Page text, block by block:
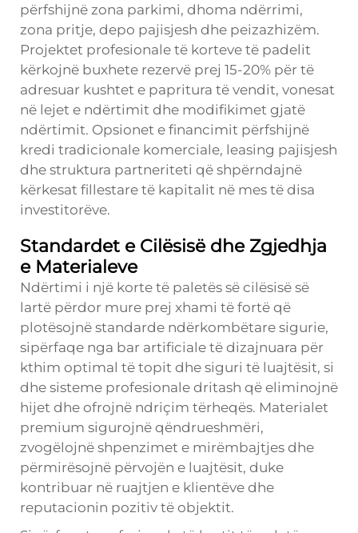
përfshijnë zona parkimi, dhoma ndërrimi,
zona pritje, depo pajisjesh dhe peizazhizëm.
Projektet profesionale të korteve të padelit
kërkojnë buxhete rezervë prej 15-20% për të
adresuar kushtet e papritura të vendit, vonesat
në lejet e ndërtimit dhe modifikimet gjatë
ndërtimit. Opsionet e financimit përfshijnë
kredi tradicionale komerciale, leasing pajisjesh
dhe struktura partneriteti që shpërndajnë
kërkesat fillestare të kapitalit në mes të disa
investitorëve.
Standardet e Cilësisë dhe Zgjedhja
e Materialeve
Ndërtimi i një korte të paletës së cilësisë së
lartë përdor mure prej xhami të fortë që
plotësojnë standarde ndërkombëtare sigurie,
sipërfaqe nga bar artificiale të dizajnuara për
kthim optimal të topit dhe siguri të luajtësit, si
dhe sisteme profesionale dritash që eliminojnë
hijet dhe ofrojnë ndriçim tërheqës. Materialet
premium sigurojnë qëndrueshmëri,
zvogëlojnë shpenzimet e mirëmbajtjes dhe
përmirësojnë përvojën e luajtësit, duke
kontribuar në ruajtjen e klientëve dhe
reputacionin pozitiv të objektit.